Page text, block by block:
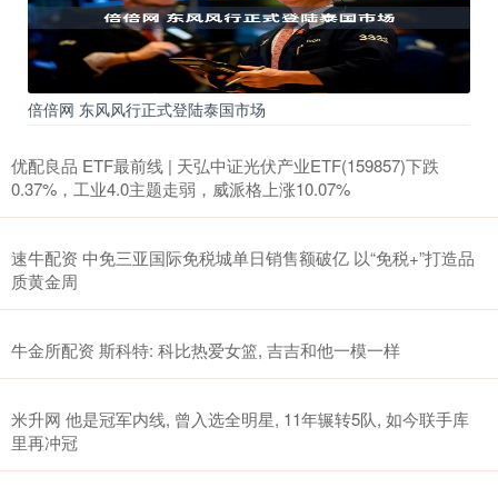
倍倍网 东风风行正式登陆泰国市场
优配良品 ETF最前线 | 天弘中证光伏产业ETF(159857)下跌
0.37%，工业4.0主题走弱，威派格上涨10.07%
速牛配资 中免三亚国际免税城单日销售额破亿 以“免税+”打造品
质黄金周
牛金所配资 斯科特: 科比热爱女篮, 吉吉和他一模一样
米升网 他是冠军内线, 曾入选全明星, 11年辗转5队, 如今联手库
里再冲冠